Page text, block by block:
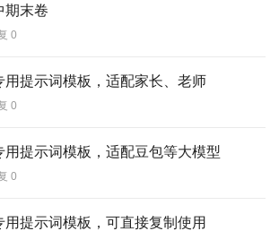
期末卷
0
用提示词模板，适配家长、老师
0
用提示词模板，适配豆包等大模型
0
提示词模板，可直接复制使用